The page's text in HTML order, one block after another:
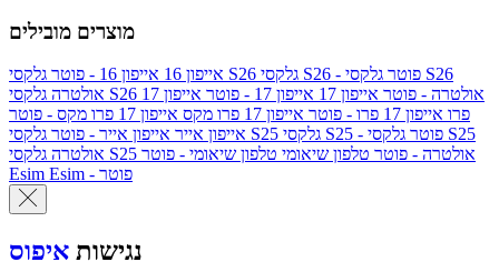
מוצרים מובילים
אייפון 16 אייפון 16 - פוטר גלקסי S26 גלקסי S26 - פוטר גלקסי S26
אולטרה
גלקסי S26 אולטרה - פוטר אייפון 17 אייפון 17 - פוטר
אייפון 17
פרו אייפון 17 פרו - פוטר אייפון 17 פרו מקס
אייפון 17 פרו מקס - פוטר
אייפון אייר אייפון אייר - פוטר גלקסי S25 גלקסי S25 - פוטר גלקסי S25
אולטרה
גלקסי S25 אולטרה - פוטר טלפון שיאומי טלפון שיאומי - פוטר
Esim
Esim - פוטר
נגישות איפוס